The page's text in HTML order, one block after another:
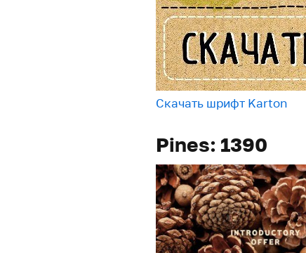
Скачать шрифт Karton
Pines: 1390